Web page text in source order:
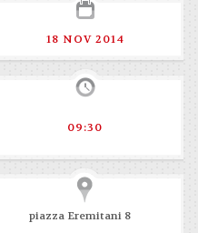
18 NOV 2014
09:30
piazza Eremitani 8